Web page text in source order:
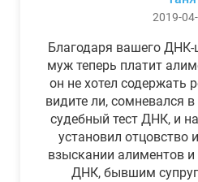
2019-
Благодаря вашего
муж теперь платит
он не хотел содержать
видите ли, сомневался
судебный тест ДНК, и
установил отцовство
взыскании алиментов и
ДНК, бывшим